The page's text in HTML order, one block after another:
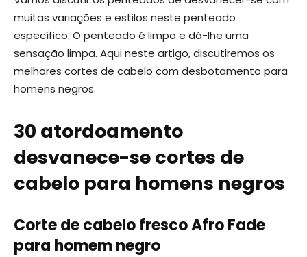
muitas variações e estilos neste penteado
específico. O penteado é limpo e dá-lhe uma
sensação limpa. Aqui neste artigo, discutiremos os
melhores cortes de cabelo com desbotamento para
homens negros.
30 atordoamento
desvanece-se cortes de
cabelo para homens negros
Corte de cabelo fresco Afro Fade
para homem negro